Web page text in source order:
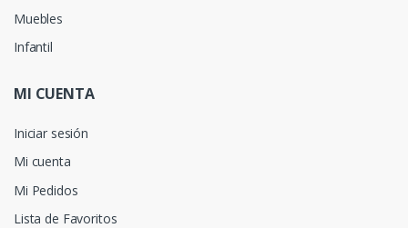
Muebles
Infantil
MI CUENTA
Iniciar sesión
Mi cuenta
Mi Pedidos
Lista de Favoritos